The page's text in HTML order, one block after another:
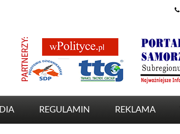
REGULAMIN REKLAMA